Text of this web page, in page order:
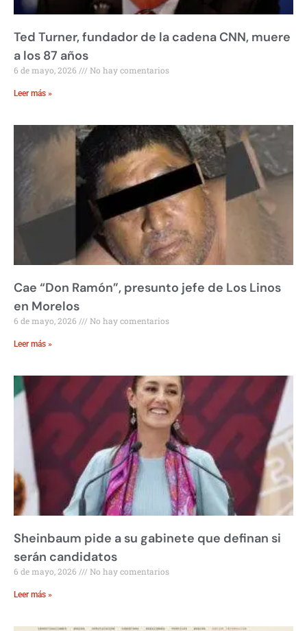
Ted Turner, fundador de la cadena CNN, muere
a los 87 años
6 de mayo, 2026 No hay comentarios
Leer más »
Cae “Don Ramón”, presunto jefe de Los Linos
en Morelos
6 de mayo, 2026 No hay comentarios
Leer más »
Sheinbaum pide a su gabinete que definan si
serán candidatos
6 de mayo, 2026 No hay comentarios
Leer más »